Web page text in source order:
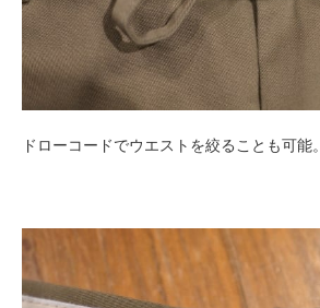
ドローコードでウエストを絞ることも可能。